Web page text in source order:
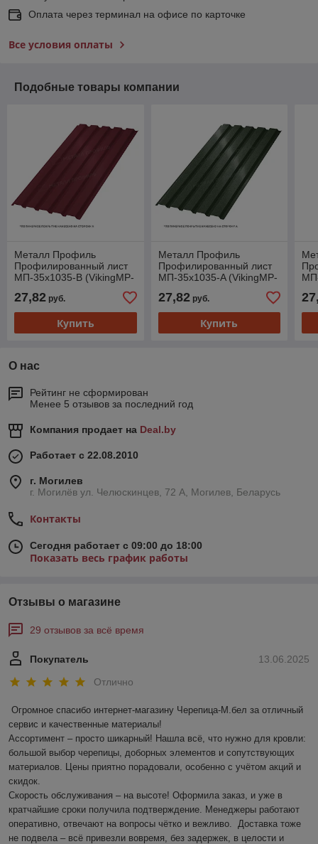
Оплата через терминал на офисе по карточке
Все условия оплаты
Подобные товары компании
Металл Профиль
Профилированный лист
МП-35x1035-B (VikingMP-
27,82 руб.
Купить
Металл Профиль
Профилированный лист
МП-35x1035-A (VikingMP-
27,82руб.
Купить
О нас
Рейтинг не сформирован
Менее 5 отзывов за последний год
Компания продает на Deal.by
Работает с 22.08.2010
г. Могилев
г. Могилёв ул. Челюскинцев, 72 А, Могилев, Беларусь
Контакты
Сегодня работает с 09:00 до 18:00
Показать весь график работы
Отзывы о магазине
29 отзывов за всё время
13.06.2025
Покупатель
Отлично
Огромное спасибо интернет-магазину Черепица-М.бел за отличный
сервис и качественные материалы!
Ассортимент – просто шикарный! Нашла всё, что нужно для кровли:
большой выбор черепицы, доборных элементов и сопутствующих
материалов. Цены приятно порадовали, особенно с учётом акций и
скидок.
Скорость обслуживания – на высоте! Оформила заказ, и уже в
кратчайшие сроки получила подтверждение. Менеджеры работают
оперативно, отвечают на вопросы чётко и вежливо.  Доставка тоже
не подвела – всё привезли вовремя, без задержек, в целости и